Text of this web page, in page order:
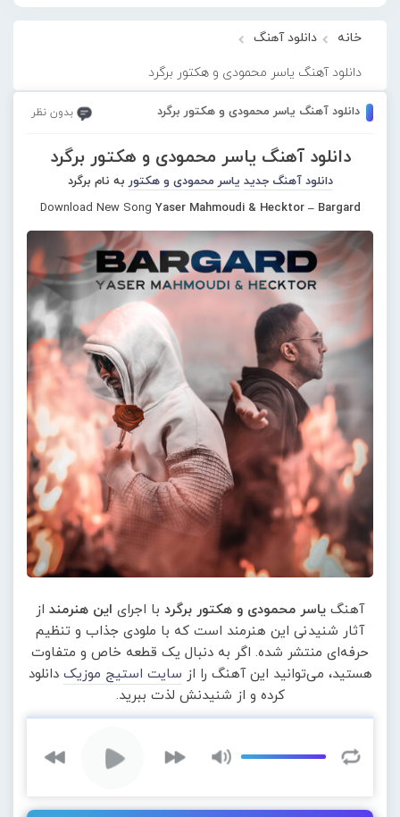
خانه دانلود آهنگ
دانلود آهنگ یاسر محمودی و هکتور برگرد
دانلود آهنگ یاسر محمودی و هکتور برگرد بدون نظر
دانلود آهنگ یاسر محمودی و هکتور برگرد
دانلود آهنگ جدید یاسر محمودی و هکتور به نام برگرد
Download New Song Yaser Mahmoudi & Hecktor – Bargard
آهنگ یاسر محمودی و هکتور برگرد با اجرای این هنرمند از
آثار شنیدنی این هنرمند است که با ملودی جذاب و تنظیم
حرفه‌ای منتشر شده. اگر به دنبال یک قطعه خاص و متفاوت
هستید، می‌توانید این آهنگ را از سایت استیج موزیک دانلود
کرده و از شنیدنش لذت ببرید.